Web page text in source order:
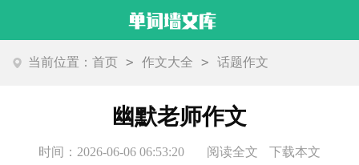
当前位置：首页 > 作文大全 > 话题作文
幽默老师作文
时间：2026-06-06 06:53:20 阅读全文 下载本文